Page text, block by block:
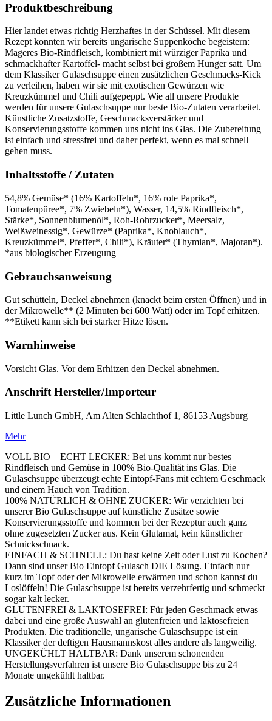
Produktbeschreibung
Hier landet etwas richtig Herzhaftes in der Schüssel. Mit diesem
Rezept konnten wir bereits ungarische Suppenköche begeistern:
Mageres Bio-Rindfleisch, kombiniert mit würziger Paprika und
schmackhafter Kartoffel- macht selbst bei großem Hunger satt. Um
dem Klassiker Gulaschsuppe einen zusätzlichen Geschmacks-Kick
zu verleihen, haben wir sie mit exotischen Gewürzen wie
Kreuzkümmel und Chili aufgepeppt. Wie all unsere Produkte
werden für unsere Gulaschsuppe nur beste Bio-Zutaten verarbeitet.
Künstliche Zusatzstoffe, Geschmacksverstärker und
Konservierungsstoffe kommen uns nicht ins Glas. Die Zubereitung
ist einfach und stressfrei und daher perfekt, wenn es mal schnell
gehen muss.
Inhaltsstoffe / Zutaten
54,8% Gemüse* (16% Kartoffeln*, 16% rote Paprika*,
Tomatenpüree*, 7% Zwiebeln*), Wasser, 14,5% Rindfleisch*,
Stärke*, Sonnenblumenöl*, Roh-Rohrzucker*, Meersalz,
Weißweinessig*, Gewürze* (Paprika*, Knoblauch*,
Kreuzkümmel*, Pfeffer*, Chili*), Kräuter* (Thymian*, Majoran*).
*aus biologischer Erzeugung
Gebrauchsanweisung
Gut schütteln, Deckel abnehmen (knackt beim ersten Öffnen) und in
der Mikrowelle** (2 Minuten bei 600 Watt) oder im Topf erhitzen.
**Etikett kann sich bei starker Hitze lösen.
Warnhinweise
Vorsicht Glas. Vor dem Erhitzen den Deckel abnehmen.
Anschrift Hersteller/Importeur
Little Lunch GmbH, Am Alten Schlachthof 1, 86153 Augsburg
Mehr
VOLL BIO – ECHT LECKER: Bei uns kommt nur bestes
Rindfleisch und Gemüse in 100% Bio-Qualität ins Glas. Die
Gulaschsuppe überzeugt echte Eintopf-Fans mit echtem Geschmack
und einem Hauch von Tradition.
100% NATÜRLICH & OHNE ZUCKER: Wir verzichten bei
unserer Bio Gulaschsuppe auf künstliche Zusätze sowie
Konservierungsstoffe und kommen bei der Rezeptur auch ganz
ohne zugesetzten Zucker aus. Kein Glutamat, kein künstlicher
Schnickschnack.
EINFACH & SCHNELL: Du hast keine Zeit oder Lust zu Kochen?
Dann sind unser Bio Eintopf Gulasch DIE Lösung. Einfach nur
kurz im Topf oder der Mikrowelle erwärmen und schon kannst du
Loslöffeln! Die Gulaschsuppe ist bereits verzehrfertig und schmeckt
sogar kalt lecker.
GLUTENFREI & LAKTOSEFREI: Für jeden Geschmack etwas
dabei und eine große Auswahl an glutenfreien und laktosefreien
Produkten. Die traditionelle, ungarische Gulaschsuppe ist ein
Klassiker der deftigen Hausmannskost alles andere als langweilig.
UNGEKÜHLT HALTBAR: Dank unserem schonenden
Herstellungsverfahren ist unsere Bio Gulaschsuppe bis zu 24
Monate ungekühlt haltbar.
Zusätzliche Informationen